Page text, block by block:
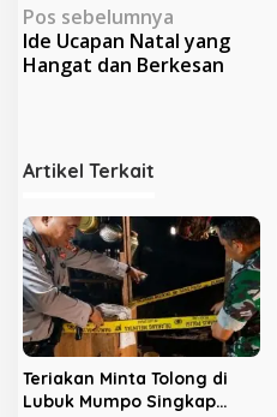
N
a
g
a
s
i
p
o
s
Pos sebelumnya
Ide Ucapan Natal yang
Hangat dan Berkesan
Artikel Terkait
Teriakan Minta Tolong di
Lubuk Mumpo Singkap